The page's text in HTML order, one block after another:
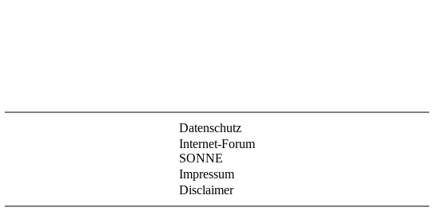
Datenschutz
Internet-Forum
SONNE
Impressum
Disclaimer